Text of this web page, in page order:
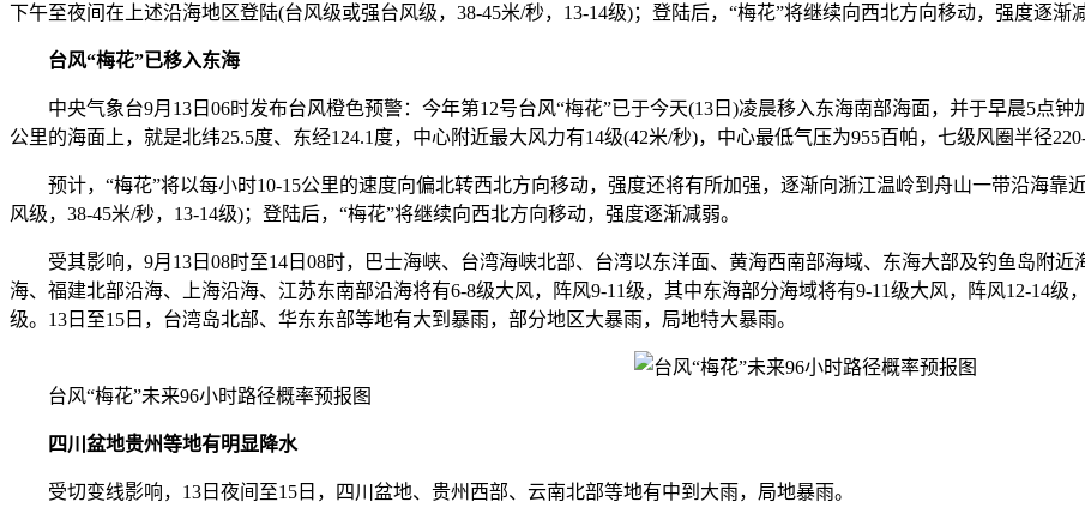
下午至夜间在上述沿海地区登陆(台风级或强台风级，38-45米/秒，13-14级)；登陆后，“梅花”将继续向西北方向移动，强度逐渐
台风“梅花”已移入东海
中央气象台9月13日06时发布台风橙色预警：今年第12号台风“梅花”已于今天(13日)凌晨移入东海南部海面，并于早晨5点钟
公里的海面上，就是北纬25.5度、东经124.1度，中心附近最大风力有14级(42米/秒)，中心最低气压为955百帕，七级风圈半径
预计，“梅花”将以每小时10-15公里的速度向偏北转西北方向移动，强度还将有所加强，逐渐向浙江温岭到舟山一带沿海靠
风级，38-45米/秒，13-14级)；登陆后，“梅花”将继续向西北方向移动，强度逐渐减弱。
受其影响，9月13日08时至14日08时，巴士海峡、台湾海峡北部、台湾以东洋面、黄海西南部海域、东海大部及钓鱼岛附近
海、福建北部沿海、上海沿海、江苏东南部沿海将有6-8级大风，阵风9-11级，其中东海部分海域将有9-11级大风，阵风12-14级
级。13日至15日，台湾岛北部、华东东部等地有大到暴雨，部分地区大暴雨，局地特大暴雨。
台风“梅花”未来96小时路径概率预报图
四川盆地贵州等地有明显降水
受切变线影响，13日夜间至15日，四川盆地、贵州西部、云南北部等地有中到大雨，局地暴雨。